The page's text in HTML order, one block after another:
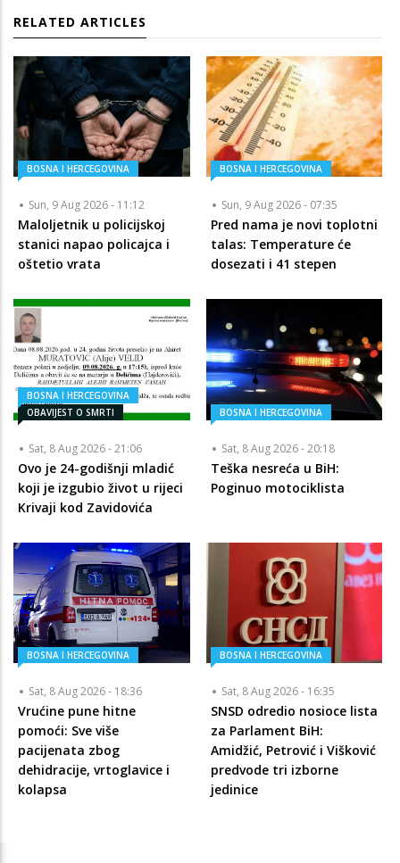
RELATED ARTICLES
BOSNA I HERCEGOVINA
Sun, 9 Aug 2026 - 11:12
Maloljetnik u policijskoj
stanici napao policajca i
oštetio vrata
BOSNA I HERCEGOVINA
Sun, 9 Aug 2026 - 07:35
Pred nama je novi toplotni
talas: Temperature će
dosezati i 41 stepen
BOSNA I HERCEGOVINA
OBAVIJEST O SMRTI
Sat, 8 Aug 2026 - 21:06
Ovo je 24-godišnji mladić
koji je izgubio život u rijeci
Krivaji kod Zavidovića
BOSNA I HERCEGOVINA
Sat, 8 Aug 2026 - 20:18
Teška nesreća u BiH:
Poginuo motociklista
BOSNA I HERCEGOVINA
Sat, 8 Aug 2026 - 18:36
Vrućine pune hitne
pomoći: Sve više
pacijenata zbog
dehidracije, vrtoglavice i
kolapsa
BOSNA I HERCEGOVINA
Sat, 8 Aug 2026 - 16:35
SNSD odredio nosioce lista
za Parlament BiH:
Amidžić, Petrović i Višković
predvode tri izborne
jedinice